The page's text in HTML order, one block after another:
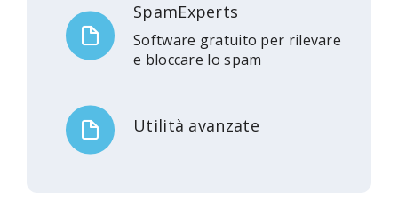
SpamExperts
Software gratuito per rilevare
e bloccare lo spam
Utilità avanzate